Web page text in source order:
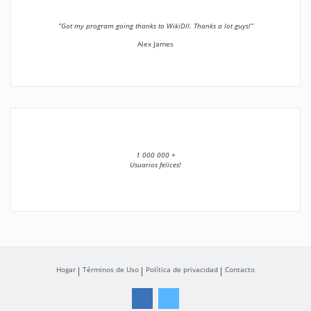
”Got my program going thanks to WikiDll. Thanks a lot guys!”
Alex James
1 000 000 +
Usuarios felices!
Hogar Términos de Uso Política de privacidad Contacto